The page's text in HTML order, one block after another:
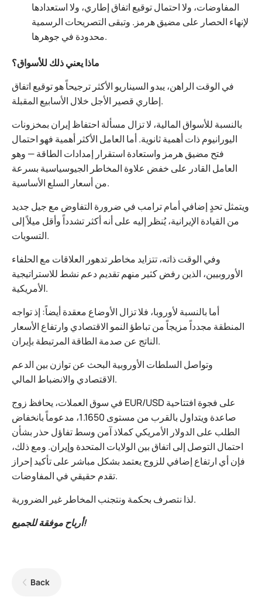
المفاوضات، ولا احتمال توقيع اتفاق إطاري، ولا استعدادها
لإنهاء الحصار على مضيق هرمز. وتبقى التصريحات الرسمية
محدودة في جوهرها.
ماذا يعني ذلك للأسواق؟
في الوقت الراهن، يبدو السيناريو الأكثر ترجيحاً هو توقيع اتفاق
إطاري قصير الأجل خلال الأسابيع المقبلة.
بالنسبة للأسواق المالية، لا تزال مسألة احتفاظ إيران بمخزونات
اليورانيوم ذات أهمية ثانوية. أما العامل الأكثر أهمية فهو احتمال
فتح مضيق هرمز واستعادة استقرار إمدادات الطاقة — وهو
العامل القادر على خفض علاوة المخاطر الجيوسياسية بسرعة
من أسعار السلع الأساسية.
ويتمثل تحدٍ إضافي أمام ترامب في ضرورة التفاوض مع جيل جديد
من القيادة الإيرانية، يُنظر إليه على أنه أكثر تشدداً وأقل ميلاً إلى
التسويات.
وفي الوقت ذاته، تتزايد مخاطر تدهور العلاقات مع الحلفاء
الأوروبيين، الذين رفض كثير منهم تقديم دعم نشط للاستراتيجية
الأمريكية.
أما بالنسبة لأوروبا، فلا تزال الأوضاع معقدة أيضاً: إذ تواجه
المنطقة مجدداً مزيجاً من تباطؤ النمو الاقتصادي وارتفاع الأسعار
الناتج عن صدمة الطاقة المرتبطة بإيران.
وتواصل السلطات الأوروبية البحث عن توازن بين الدعم
الاقتصادي والانضباط المالي.
في سوق العملات، يحافظ زوج EUR/USD على فجوة افتتاحية
صاعدة ويتداول بالقرب من مستوى 1.1650، مدعوماً بانخفاض
الطلب على الدولار الأمريكي كملاذ آمن وسط تفاؤل حذر بشأن
احتمال التوصل إلى اتفاق بين الولايات المتحدة وإيران. ومع ذلك،
فإن أي ارتفاع إضافي للزوج يعتمد بشكل مباشر على تأكيد إحراز
تقدم حقيقي في المفاوضات.
لذا نتصرف بحكمة ونتجنب المخاطر غير الضرورية.
أرباح موفقة للجميع!
Back